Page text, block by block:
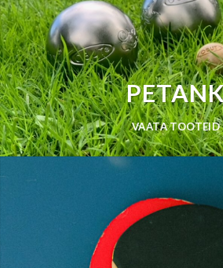
VAATA TOOTEID